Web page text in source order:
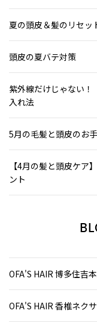
夏の頭皮＆髪のリセッ
頭皮の夏バテ対策
紫外線だけじゃない
入れ法
5月の毛髪と頭皮のお
【4月の髪と頭皮ケア
ント
OFA'S HAIR 博多住吉
OFA'S HAIR 香椎ネク